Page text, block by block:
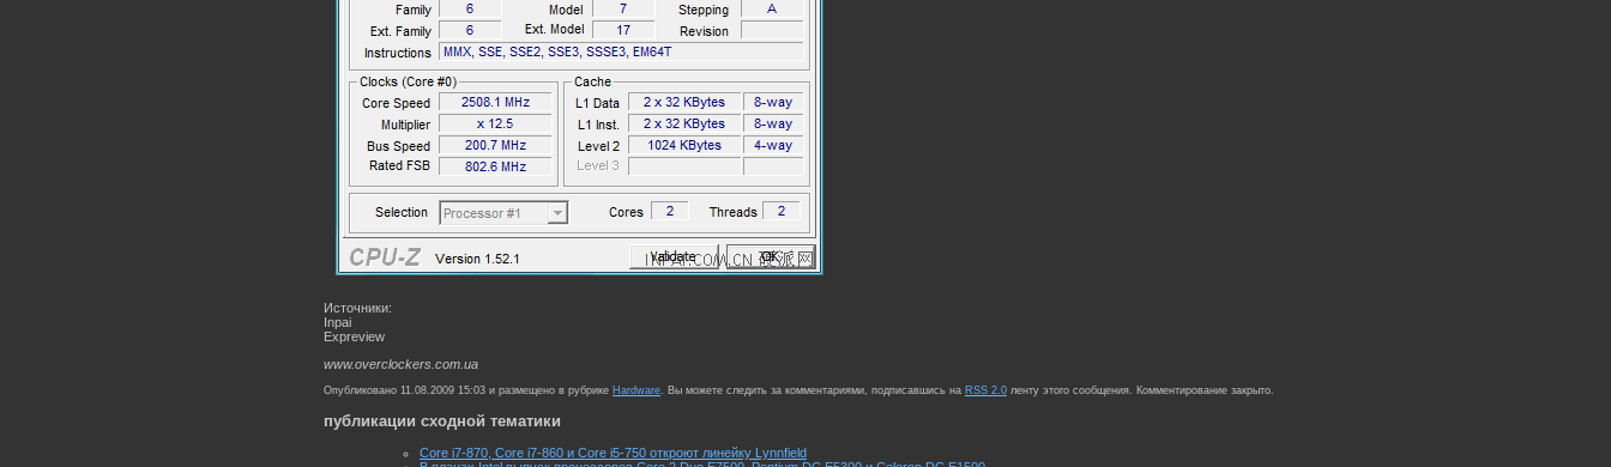
Источники:
Inpai
Expreview
www.overclockers.com.ua
Опубликовано 11.08.2009 15:03 и размещено в рубрике Hardware. Вы можете следить за комментариями, подписавшись на RSS 2.0 ленту этого сообщения. Комментирование закрыто.
публикации сходной тематики
Core i7-870, Core i7-860 и Core i5-750 откроют линейку Lynnfield